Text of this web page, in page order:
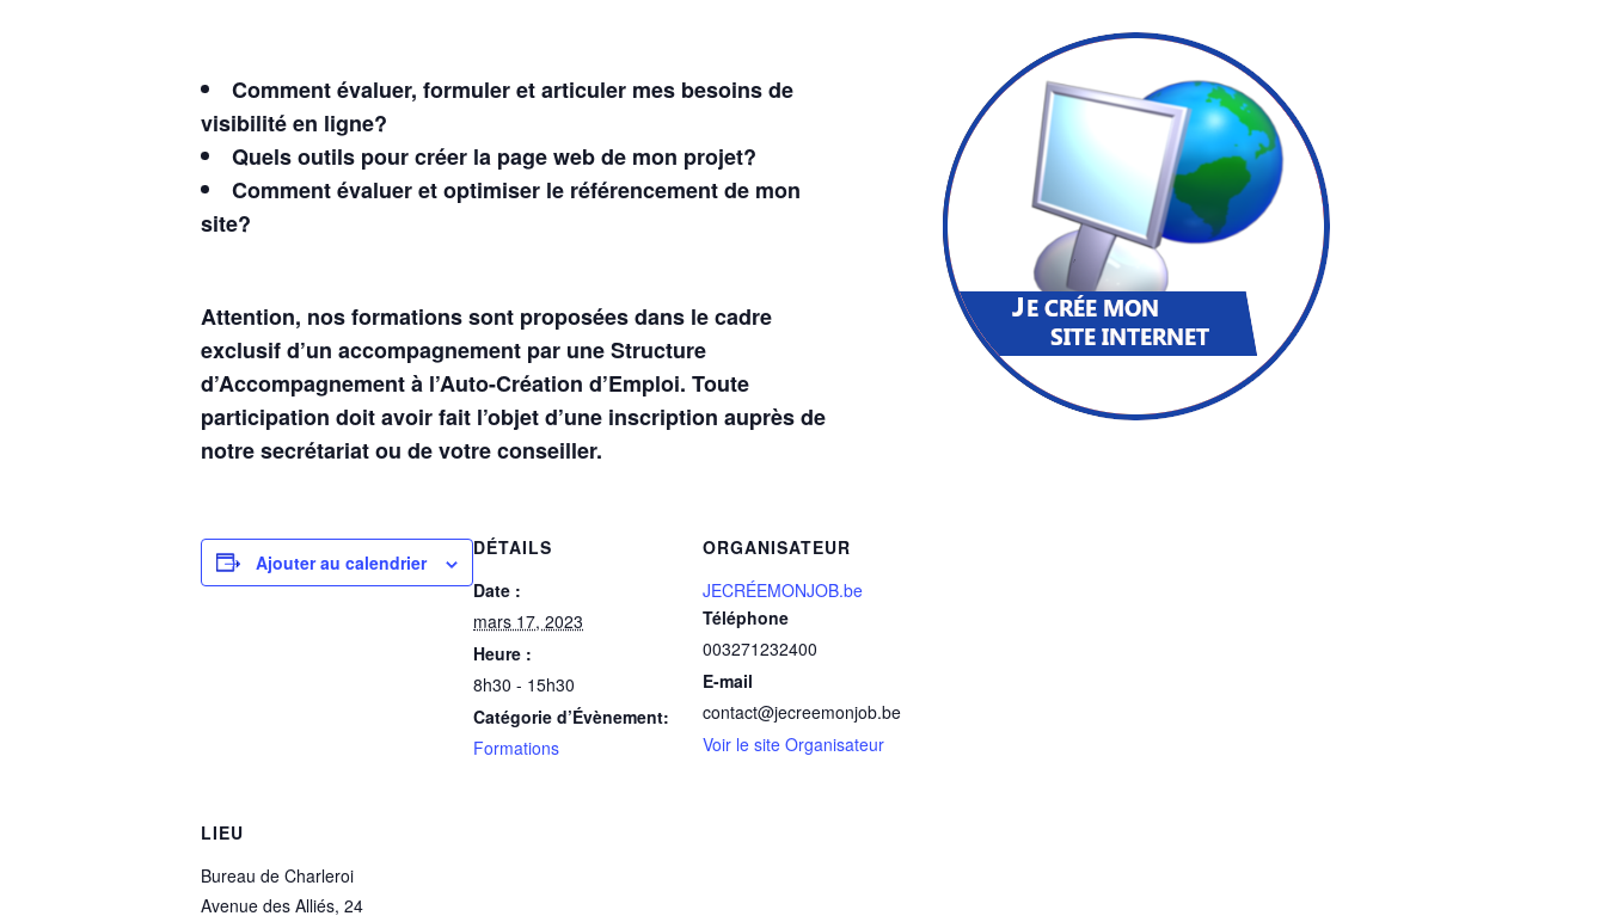
Comment évaluer, formuler et articuler mes besoins de
visibilité en ligne?
Quels outils pour créer la page web de mon projet?
Comment évaluer et optimiser le référencement de mon
site?
Attention, nos formations sont proposées dans le cadre
exclusif d’un accompagnement par une Structure
d’Accompagnement à l’Auto-Création d’Emploi. Toute
participation doit avoir fait l’objet d’une inscription auprès de
notre secrétariat ou de votre conseiller.
Ajouter au calendrier
DÉTAILS
Date :
mars 17, 2023
Heure :
8h30 - 15h30
Catégorie d’Évènement:
Formations
ORGANISATEUR
JECRÉEMONJOB.be
Téléphone
003271232400
E-mail
contact@jecreemonjob.be
Voir le site Organisateur
LIEU
Bureau de Charleroi
Avenue des Alliés, 24